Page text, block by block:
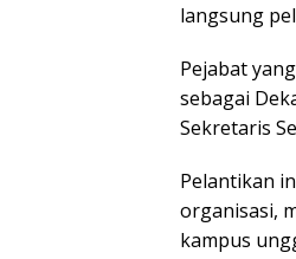
langsung
Pejabat
sebagai
Sekretaris
Pelantikan
organisasi,
kampus